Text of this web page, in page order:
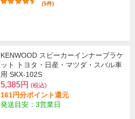
(5件)
KENWOOD スピーカーインナーブラケ
ット トヨタ・日産・マツダ・スバル車
用 SKX-102S
5,385円 (税込)
161円分ポイント還元
発送目安：3営業日